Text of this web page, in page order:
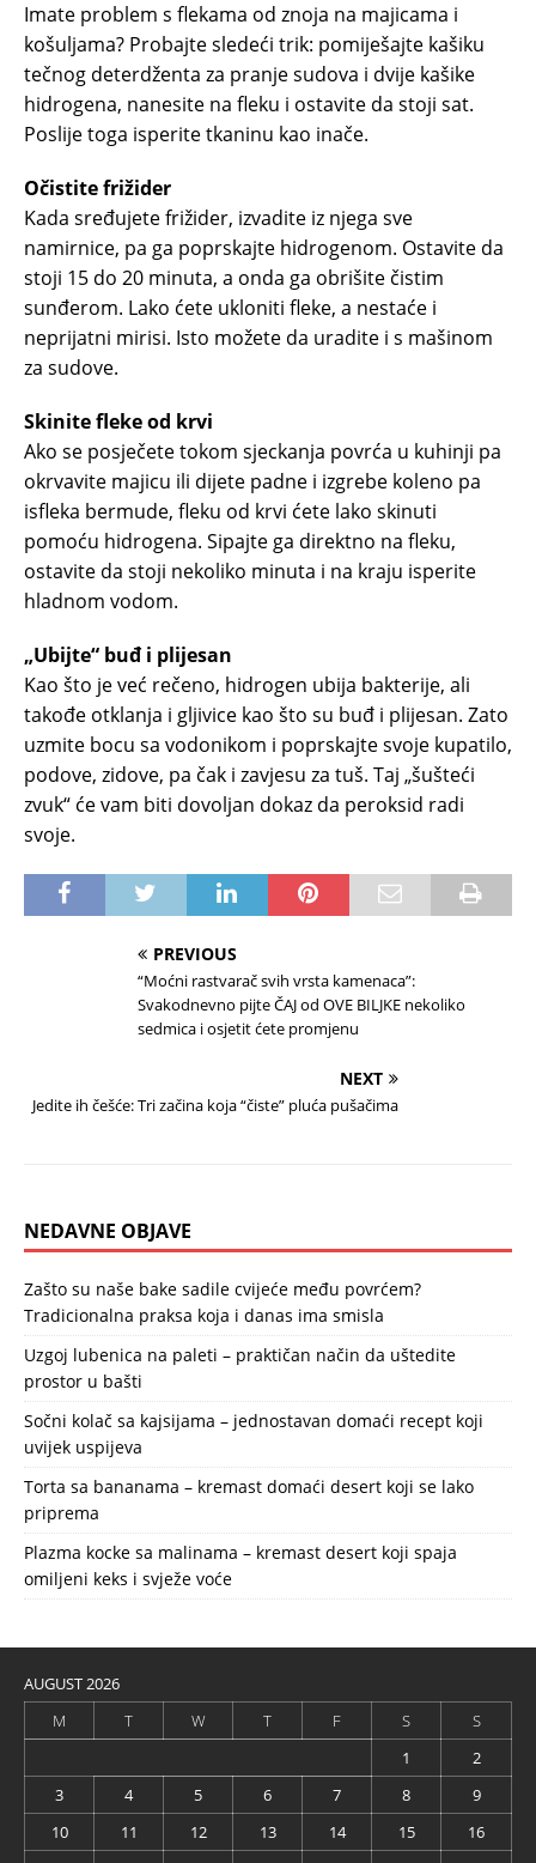
Imate problem s flekama od znoja na majicama i
košuljama? Probajte sledeći trik: pomiješajte kašiku
tečnog deterdženta za pranje sudova i dvije kašike
hidrogena, nanesite na fleku i ostavite da stoji sat.
Poslije toga isperite tkaninu kao inače.
Očistite frižider
Kada sređujete frižider, izvadite iz njega sve
namirnice, pa ga poprskajte hidrogenom. Ostavite da
stoji 15 do 20 minuta, a onda ga obrišite čistim
sunđerom. Lako ćete ukloniti fleke, a nestaće i
neprijatni mirisi. Isto možete da uradite i s mašinom
za sudove.
Skinite fleke od krvi
Ako se posječete tokom sjeckanja povrća u kuhinji pa
okrvavite majicu ili dijete padne i izgrebe koleno pa
isfleka bermude, fleku od krvi ćete lako skinuti
pomoću hidrogena. Sipajte ga direktno na fleku,
ostavite da stoji nekoliko minuta i na kraju isperite
hladnom vodom.
„Ubijte“ buđ i plijesan
Kao što je već rečeno, hidrogen ubija bakterije, ali
takođe otklanja i gljivice kao što su buđ i plijesan. Zato
uzmite bocu sa vodonikom i poprskajte svoje kupatilo,
podove, zidove, pa čak i zavjesu za tuš. Taj „šušteći
zvuk“ će vam biti dovoljan dokaz da peroksid radi
svoje.
PREVIOUS
“Moćni rastvarač svih vrsta kamenaca”:
Svakodnevno pijte ČAJ od OVE BILJKE nekoliko
sedmica i osjetit ćete promjenu
NEXT
Jedite ih češće: Tri začina koja “čiste” pluća pušačima
NEDAVNE OBJAVE
Zašto su naše bake sadile cvijeće među povrćem?
Tradicionalna praksa koja i danas ima smisla
Uzgoj lubenica na paleti – praktičan način da uštedite
prostor u bašti
Sočni kolač sa kajsijama – jednostavan domaći recept koji
uvijek uspijeva
Torta sa bananama – kremast domaći desert koji se lako
priprema
Plazma kocke sa malinama – kremast desert koji spaja
omiljeni keks i svježe voće
AUGUST 2026
M
T W T F S
S
1
2
3
4 5 6 7 8
9
10
11 12 13 14 15
16